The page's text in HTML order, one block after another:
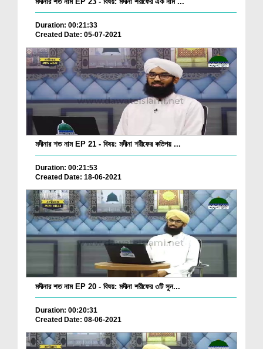
Duration: 00:21:33
Created Date: 05-07-2021
মদীনার শত নাম EP 21 - বিষয়: মদীনা শরীফের কতিপয় ...
Duration: 00:21:53
Created Date: 18-06-2021
মদীনার শত নাম EP 20 - বিষয়: মদীনা শরীফের ৩টি সুন...
Duration: 00:20:31
Created Date: 08-06-2021